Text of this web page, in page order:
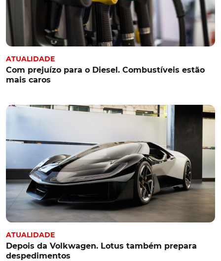
ATUALIDADE
Com prejuízo para o Diesel. Combustíveis estão
mais caros
ATUALIDADE
Depois da Volkwagen. Lotus também prepara
despedimentos